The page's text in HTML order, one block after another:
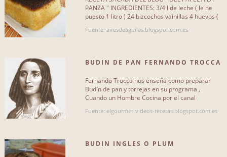
Con fruta 0
DIFICULTAD
Fácil
Media 44
PANZA " INGREDIENTES: 3/4 l de leche ( le he
puesto 1 litro ) 24 bizcochos vainillas 4 huevos (
Fuente: airesdeaguilas.blogspot.com.es
BUDIN DE PAN FERNANDO TROCCA
Fernando Trocca nos enseña como preparar
Budín de pan y torrejas en su programa ,
Cuando un Hombre Cocina por el canal
Fuente: elgourmet-videos-recetas.blogspot.com.es
BUDIN INGLES O PLUM